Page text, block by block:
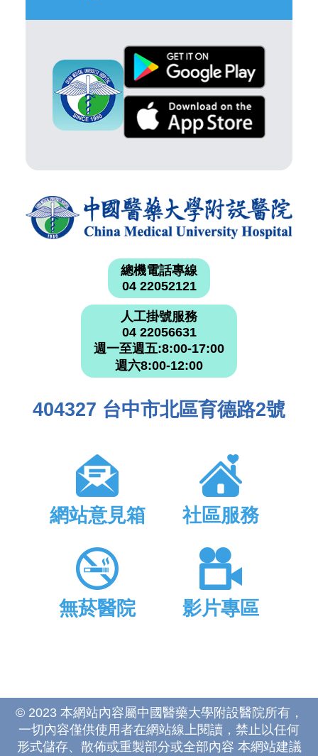
總機電話專線
04 22052121
人工掛號服務
04 22056631
週一至週五:8:00-17:00
週六8:00-12:00
404327 台中市北區育德路2號
網站意見箱 社區服務
無菸醫院 影片專區
© 2023 本網站內容屬中國醫藥大學附設醫院所有，
一切內容僅供使用者在網站線上閱讀，禁止以任何
形式儲存、散佈或重製部分或全部內容 本網站建議